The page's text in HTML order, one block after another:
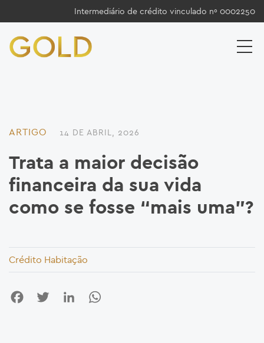
Intermediário de crédito vinculado nº 0002250
ARTIGO 14 DE ABRIL, 2026
Trata a maior decisão
financeira da sua vida
como se fosse “mais uma”?
Crédito Habitação
FacebookTwitter LinkedIn